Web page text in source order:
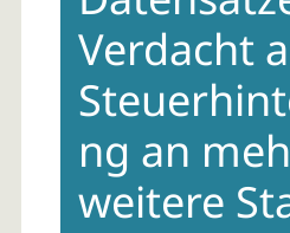
Verdacht
ng an
weitere